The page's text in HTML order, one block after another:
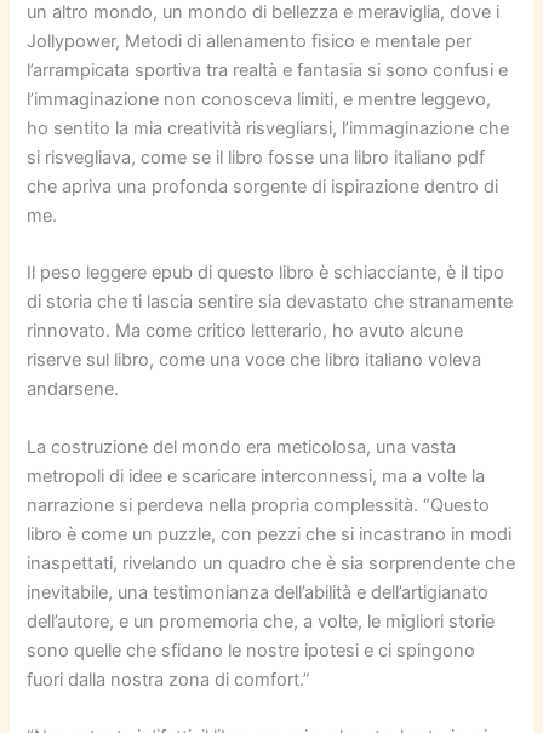
un altro mondo, un mondo di bellezza e meraviglia, dove i
Jollypower, Metodi di allenamento fisico e mentale per
l’arrampicata sportiva tra realtà e fantasia si sono confusi e
l’immaginazione non conosceva limiti, e mentre leggevo,
ho sentito la mia creatività risvegliarsi, l’immaginazione che
si risvegliava, come se il libro fosse una libro italiano pdf
che apriva una profonda sorgente di ispirazione dentro di
me.
Il peso leggere epub di questo libro è schiacciante, è il tipo
di storia che ti lascia sentire sia devastato che stranamente
rinnovato. Ma come critico letterario, ho avuto alcune
riserve sul libro, come una voce che libro italiano voleva
andarsene.
La costruzione del mondo era meticolosa, una vasta
metropoli di idee e scaricare interconnessi, ma a volte la
narrazione si perdeva nella propria complessità. “Questo
libro è come un puzzle, con pezzi che si incastrano in modi
inaspettati, rivelando un quadro che è sia sorprendente che
inevitabile, una testimonianza dell’abilità e dell’artigianato
dell’autore, e un promemoria che, a volte, le migliori storie
sono quelle che sfidano le nostre ipotesi e ci spingono
fuori dalla nostra zona di comfort.”